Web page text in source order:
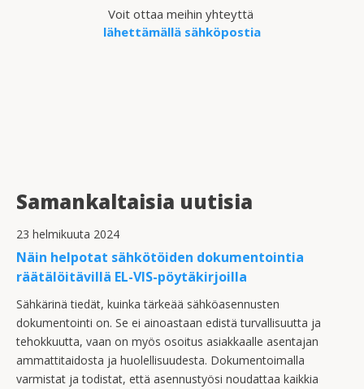
Voit ottaa meihin yhteyttä
lähettämällä sähköpostia
Samankaltaisia uutisia
23 helmikuuta 2024
Näin helpotat sähkötöiden dokumentointia
räätälöitävillä EL-VIS-pöytäkirjoilla
Sähkärinä tiedät, kuinka tärkeää sähköasennusten
dokumentointi on. Se ei ainoastaan edistä turvallisuutta ja
tehokkuutta, vaan on myös osoitus asiakkaalle asentajan
ammattitaidosta ja huolellisuudesta. Dokumentoimalla
varmistat ja todistat, että asennustyösi noudattaa kaikkia